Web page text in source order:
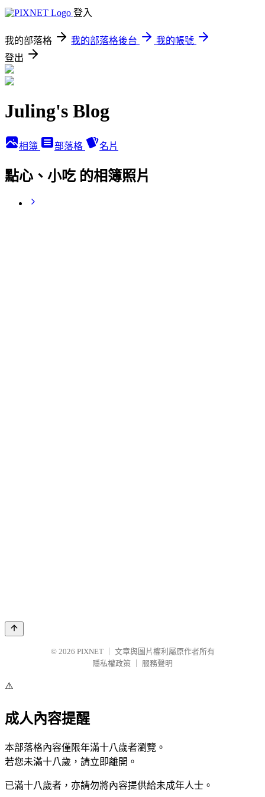
登入
我的部落格 我的部落格後台
我的帳號
登出
Juling's Blog
相簿 部落格 名片
點心、小吃 的相簿照片
© 2026 PIXNET
文章與圖片權利屬原作者所有
隱私權政策
服務聲明
⚠️
成人內容提醒
本部落格內容僅限年滿十八歲者瀏覽。
若您未滿十八歲，請立即離開。
已滿十八歲者，亦請勿將內容提供給未成年人士。